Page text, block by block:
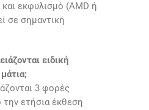
εκφυλισμό (AMD ή
σε σημαντική
ειδική
3 φορές
ετήσια έκθεση